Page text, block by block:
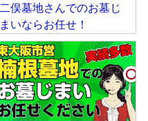
二俣墓地さんでのお墓じ
まいならお任せ！